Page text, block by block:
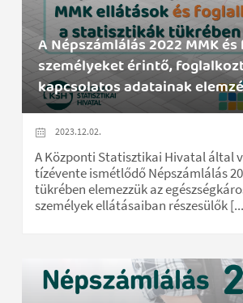
A Népszámlálás 2022 MMK
személyeket érintő,
kapcsolatos adatainak
2023.12.02.
A Központi Statisztikai Hivatal által
tízévente ismétlődő Népszámlálás
tükrében elemezzük az
személyek ellátásaiban részesülők